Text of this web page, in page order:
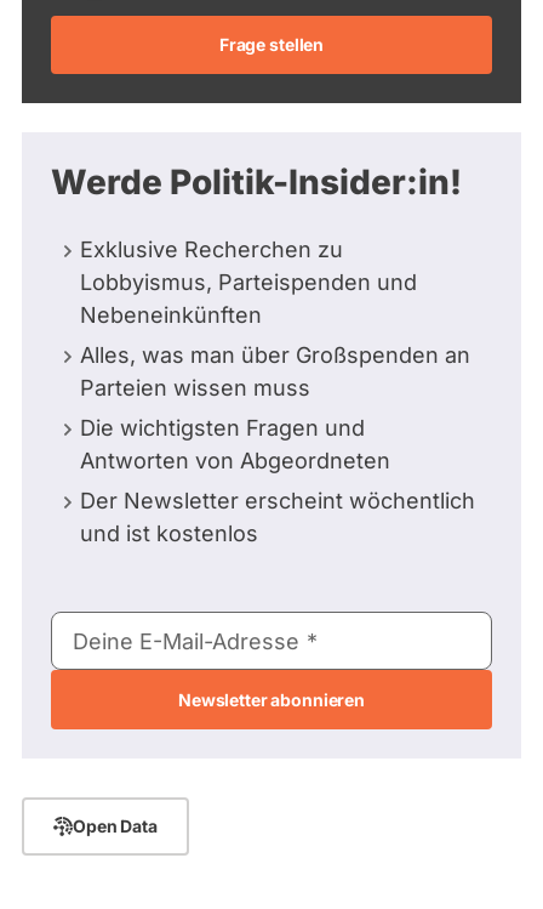
Frage stellen
Werde Politik-Insider:in!
Exklusive Recherchen zu
Lobbyismus, Parteispenden und
Nebeneinkünften
Alles, was man über Großspenden an
Parteien wissen muss
Die wichtigsten Fragen und
Antworten von Abgeordneten
Der Newsletter erscheint wöchentlich
und ist kostenlos
E-
Mail-
Deine E-Mail-Adresse
Open Data